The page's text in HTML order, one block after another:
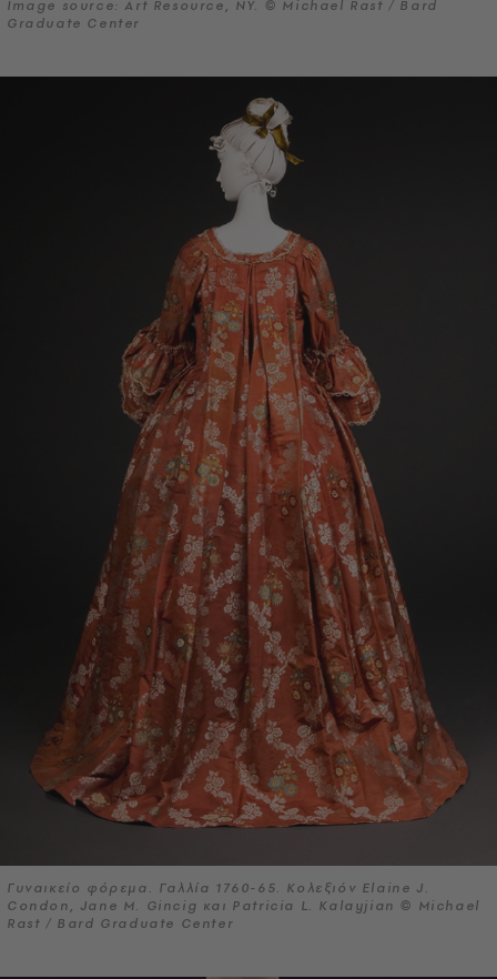
Image source: Art Resource, NY. © Michael Rast / Bard
Graduate Center
Γυναικείο φόρεμα. Γαλλία 1760-65. Κολεξιόν Elaine J.
Condon, Jane M. Gincig και Patricia L. Kalayjian © Michael
Rast / Bard Graduate Center